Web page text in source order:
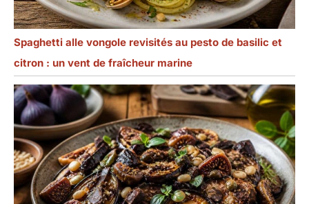
Spaghetti alle vongole revisités au pesto de basilic et
citron : un vent de fraîcheur marine